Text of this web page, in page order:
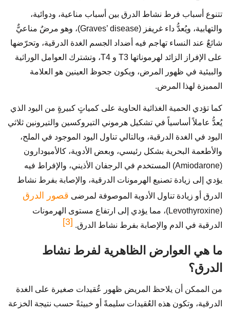
تتنوع أسباب فرط نشاط الدرق بين أسباب مناعية، ودوائية،
والتهابية، ويُعدُّ داء غريفز (Graves’ disease)، وهو مرضٌ مناعيٌّ
شائعٌ عند النساء تهاجم فيه أضداد الجسم الغدة الدرقية، وتحرّضها
على الإفراز الزائد لهرموناتها T3 و T4، وتشترك العوامل الوراثية
والبيئية في ظهور المرض، ويكون جحوظ العينين هو العلامة
المميزة لهذا المرض.
كما تؤدي الحمية الغذائية الحاوية على كمياتٍ كبيرةٍ من اليود الذي
يُعدُّ عاملاً أساسياً في تشكيل هرموني التيروكسين والتيرونين ثلاثي
اليود في الغدة الدرقية، وبالتالي تناول اليود الموجود في الملح،
والأطعمة البحرية بشكل رئيسي، وبعض الأدوية، كالأميودارون
(Amiodarone) المستخدم في الرجفان الأذيني، والإفراط فيه
يؤدي إلى زيادة تصنيع الهرمونات الدرقية، والإصابة بفرط نشاط
الدرق أو زيادة تناول الأدوية الموصوفة لمرضى قصور الدرق
(Levothyroxine)، مما يؤدي إلى ارتفاع مستوى الهرمونات
الدرقية في الدم والإصابة بفرط نشاط الدرق. [3]
ما هي العوارض الظاهرية لفرط نشاط
الدرق؟
من الممكن أن يلاحظ المريض ظهور عُقيدات صغيرة على الغدة
الدرقية، وتكون هذه العُقيدات سليمةً أو خبيثةً حسب نتيجة الخزعة